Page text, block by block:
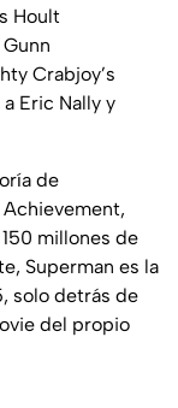
Hoult
Crabjoy’s
Eric Nally y
de
millones de
Superman es la
solo detrás de
del propio